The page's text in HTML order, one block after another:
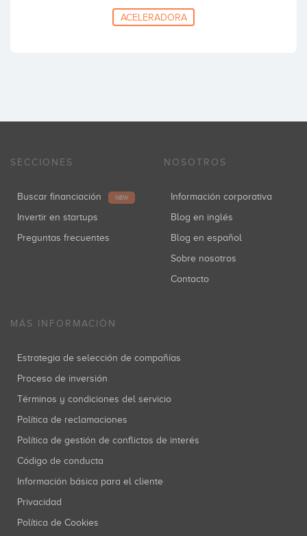
ACELERADORA
SECCIONES
Buscar financiación NEW
Invertir en startups
Preguntas frecuentes
NOSOTROS
Información corporativa
Blog en inglés
Blog en español
Sobre nosotros
Contacto
MÁS INFORMACIÓN
Estrategia de selección de compañías
Proceso de inversión
Términos y condiciones del servicio
Política de reclamaciones
Política de gestión de conflictos de interés
Código de conducta
Información básica para el cliente
Privacidad
Política de Cookies